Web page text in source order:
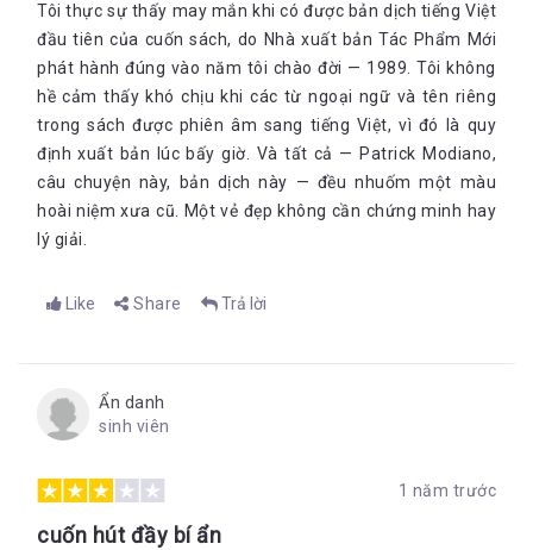
Tôi thực sự thấy may mắn khi có được bản dịch tiếng Việt
đầu tiên của cuốn sách, do Nhà xuất bản Tác Phẩm Mới
phát hành đúng vào năm tôi chào đời — 1989. Tôi không
hề cảm thấy khó chịu khi các từ ngoại ngữ và tên riêng
trong sách được phiên âm sang tiếng Việt, vì đó là quy
định xuất bản lúc bấy giờ. Và tất cả — Patrick Modiano,
câu chuyện này, bản dịch này — đều nhuốm một màu
hoài niệm xưa cũ. Một vẻ đẹp không cần chứng minh hay
lý giải.
Like Share Trả lời
Ẩn danh
sinh viên
1 năm trước
cuốn hút đầy bí ẩn